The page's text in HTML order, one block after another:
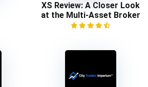
XS Review: A Closer Look
at the Multi-Asset Broker